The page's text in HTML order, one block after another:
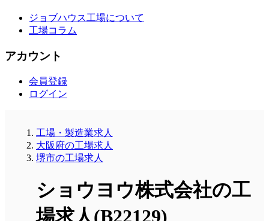
ジョブハウス工場について
工場コラム
アカウント
会員登録
ログイン
工場・製造業求人
大阪府の工場求人
堺市の工場求人
ショウヨウ株式会社の工
場求人(B22129)